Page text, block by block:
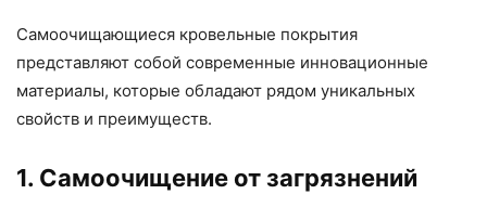
Самоочищающиеся кровельные покрытия
представляют собой современные инновационные
материалы, которые обладают рядом уникальных
свойств и преимуществ.
1. Самоочищение от загрязнений